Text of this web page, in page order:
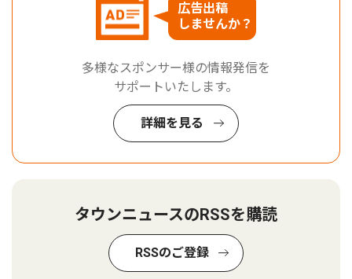
広告出稿
しませんか？
多様なスポンサー様の情報発信を
サポートいたします。
詳細を見る
タウンニュースのRSSを購読
RSSのご登録